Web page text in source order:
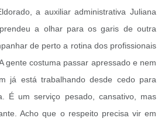
a auxiliar administrativa Juliana
a olhar para os garis de outra
de perto a rotina dos profissionais
gente costuma passar apressado e nem
já está trabalhando desde cedo para
É um serviço pesado, cansativo, mas
Acho que o respeito precisa vir em